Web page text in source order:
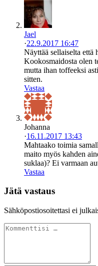
Jael
·22.9.2017 16:47
Näyttää sellaiselta että
Kookosmaidosta olen
mutta ihan toffeeksi
sitten.
Vastaa
Johanna
·16.11.2017 13:43
Mahtaako toimia
maito myös kahden
suklaa)? Ei varmaan
Vastaa
Jätä vastaus
Sähköpostiosoitettasi ei